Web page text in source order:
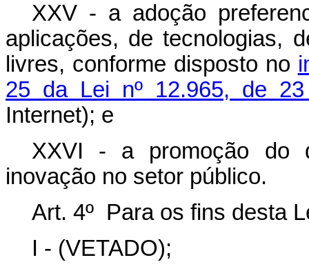
XXV - a adoção
aplicações, de tecnologias,
livres, conforme disposto no
25 da Lei nº 12.965, de
Internet); e
XXVI - a promoção do
inovação no setor público.
Art. 4º Para os fins desta
I - (VETADO);